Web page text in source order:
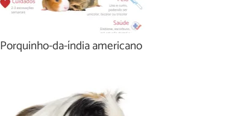
Porquinho-da-índia americano